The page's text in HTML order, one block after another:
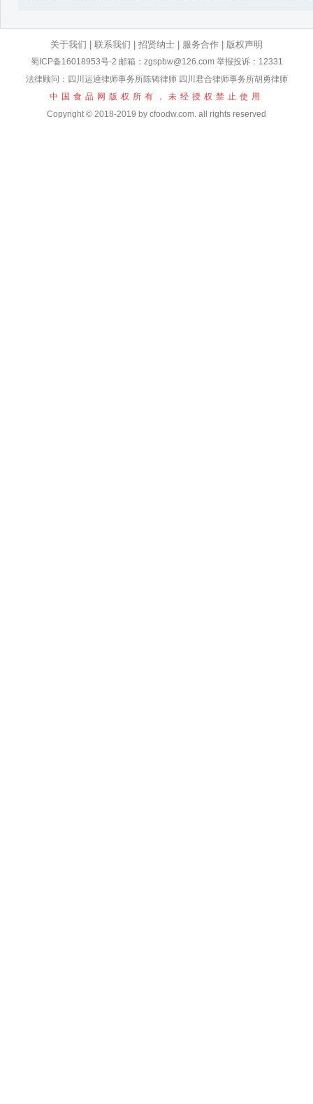
关于我们 联系我们 招贤纳士 服务合作 版权声明
蜀ICP备16018953号-2 邮箱：zgspbw@126.com 举报投诉：12331
法律顾问：四川运逵律师事务所陈铸律师 四川君合律师事务所胡勇律师
中国食品网版权所有，未经授权禁止使用
Copyright © 2018-2019 by cfoodw.com. all rights reserved